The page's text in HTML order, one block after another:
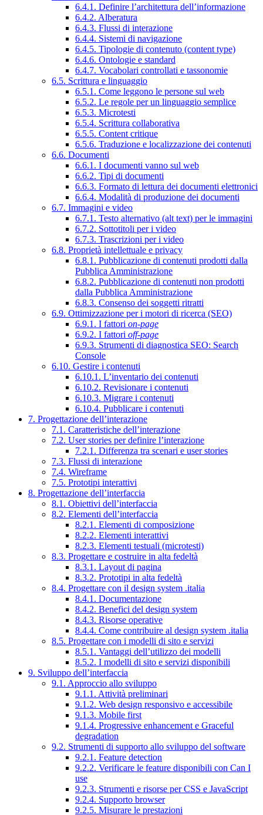
6.4.1. Definire l’architettura dell’informazione
6.4.2. Alberatura
6.4.3. Flussi di interazione
6.4.4. Sistemi di navigazione
6.4.5. Tipologie di contenuto (content type)
6.4.6. Ontologie e standard
6.4.7. Vocabolari controllati e tassonomie
6.5. Scrittura e linguaggio
6.5.1. Come leggono le persone sul web
6.5.2. Le regole per un linguaggio semplice
6.5.3. Microtesti
6.5.4. Scrittura collaborativa
6.5.5. Content critique
6.5.6. Traduzione e localizzazione dei contenuti
6.6. Documenti
6.6.1. I documenti vanno sul web
6.6.2. Tipi di documenti
6.6.3. Formato di lettura dei documenti elettronici
6.6.4. Modalità di produzione dei documenti
6.7. Immagini e video
6.7.1. Testo alternativo (alt text) per le immagini
6.7.2. Sottotitoli per i video
6.7.3. Trascrizioni per i video
6.8. Proprietà intellettuale e privacy
6.8.1. Pubblicazione di contenuti prodotti dalla
Pubblica Amministrazione
6.8.2. Pubblicazione di contenuti non prodotti
dalla Pubblica Amministrazione
6.8.3. Consenso dei soggetti ritratti
6.9. Ottimizzazione per i motori di ricerca (SEO)
6.9.1. I fattori on-page
6.9.2. I fattori off-page
6.9.3. Strumenti di diagnostica SEO: Search
Console
6.10. Gestire i contenuti
6.10.1. L’inventario dei contenuti
6.10.2. Revisionare i contenuti
6.10.3. Migrare i contenuti
6.10.4. Pubblicare i contenuti
7. Progettazione dell’interazione
7.1. Caratteristiche dell’interazione
7.2. User stories per definire l’interazione
7.2.1. Differenza tra scenari e user stories
7.3. Flussi di interazione
7.4. Wireframe
7.5. Prototipi interattivi
8. Progettazione dell’interfaccia
8.1. Obiettivi dell’interfaccia
8.2. Elementi dell’interfaccia
8.2.1. Elementi di composizione
8.2.2. Elementi interattivi
8.2.3. Elementi testuali (microtesti)
8.3. Progettare e costruire in alta fedeltà
8.3.1. Layout di pagina
8.3.2. Prototipi in alta fedeltà
8.4. Progettare con il design system .italia
8.4.1. Documentazione
8.4.2. Benefici del design system
8.4.3. Risorse operative
8.4.4. Come contribuire al design system .italia
8.5. Progettare con i modelli di sito e servizi
8.5.1. Vantaggi dell’utilizzo dei modelli
8.5.2. I modelli di sito e servizi disponibili
9. Sviluppo dell’interfaccia
9.1. Approccio allo sviluppo
9.1.1. Attività preliminari
9.1.2. Web design responsivo e accessibile
9.1.3. Mobile first
9.1.4. Progressive enhancement e Graceful
degradation
9.2. Strumenti di supporto allo sviluppo del software
9.2.1. Feature detection
9.2.2. Verificare le feature disponibili con Can I
use
9.2.3. Strumenti e risorse per CSS e JavaScript
9.2.4. Supporto browser
9.2.5. Misurare le prestazioni